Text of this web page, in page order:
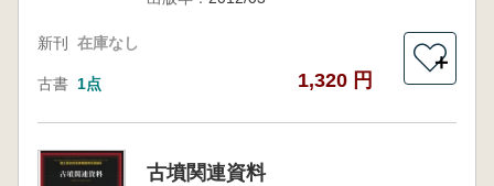
新刊 在庫なし
古書 1点 1,320 円
＋
古墳関連資料